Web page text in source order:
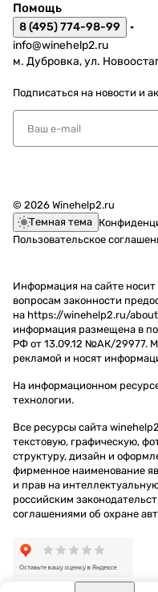
Помощь
8 (495) 774-98-99
info@winehelp2.ru
м. Дубровка, ул.
Подписаться на новости и
© 2026 Winehelp2.ru
Темная тема
Пользовательское
Информация на сайте
вопросам законности
на https://winehelp2.ru/
информация размещена в
РФ от 13.09.12 №АК/29977.
рекламой и носят
На информационном
технологии.
Все ресурсы сайта
текстовую, графическую,
структуру, дизайн и
фирменное наименование
и прав на
российским
соглашениями об охране